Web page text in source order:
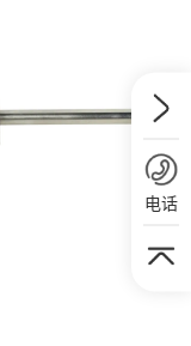
电话